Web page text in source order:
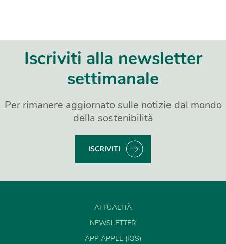
Iscriviti alla newsletter
settimanale
Per rimanere aggiornato sulle notizie dal mondo
della sostenibilità
ISCRIVITI
ATTUALITÀ
NEWSLETTER
APP APPLE (IOS)